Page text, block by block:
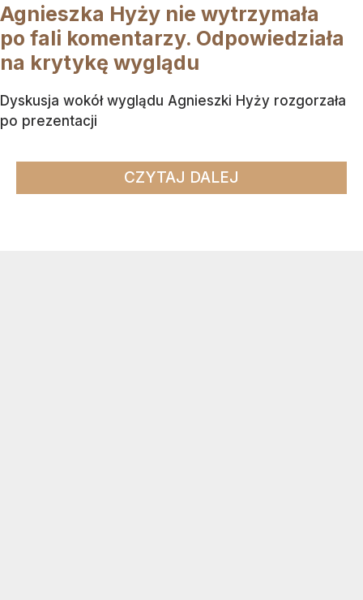
Agnieszka Hyży nie wytrzymała
po fali komentarzy. Odpowiedziała
na krytykę wyglądu
Dyskusja wokół wyglądu Agnieszki Hyży rozgorzała
po prezentacji
CZYTAJ DALEJ